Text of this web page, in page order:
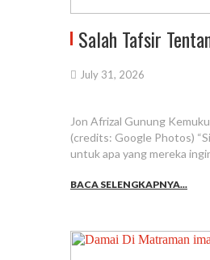
Salah Tafsir
July 31, 2026
Jon Afrizal Gunung
(credits: Google Photos)
untuk apa yang mereka
BACA SELENGKAPNYA...